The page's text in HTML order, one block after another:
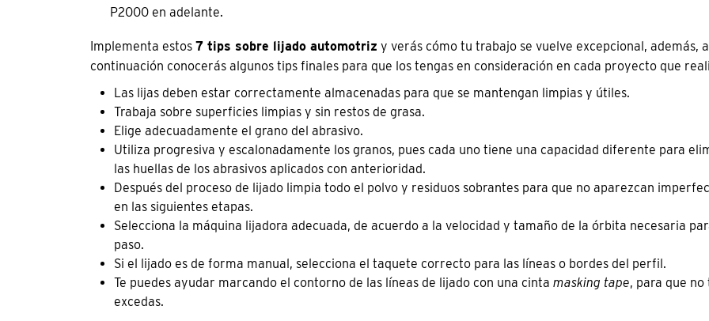
P2000 en adelante.
Implementa estos 7 tips sobre lijado automotriz y verás cómo tu trabajo se vuelve excepcional, además, a
continuación conocerás algunos tips finales para que los tengas en consideración en cada proyecto que
Las lijas deben estar correctamente almacenadas para que se mantengan limpias y útiles.
Trabaja sobre superficies limpias y sin restos de grasa.
Elige adecuadamente el grano del abrasivo.
Utiliza progresiva y escalonadamente los granos, pues cada uno tiene una capacidad diferente para
las huellas de los abrasivos aplicados con anterioridad.
Después del proceso de lijado limpia todo el polvo y residuos sobrantes para que no aparezcan
en las siguientes etapas.
Selecciona la máquina lijadora adecuada, de acuerdo a la velocidad y tamaño de la órbita necesaria
paso.
Si el lijado es de forma manual, selecciona el taquete correcto para las líneas o bordes del perfil.
Te puedes ayudar marcando el contorno de las líneas de lijado con una cinta masking tape, para que no
excedas.